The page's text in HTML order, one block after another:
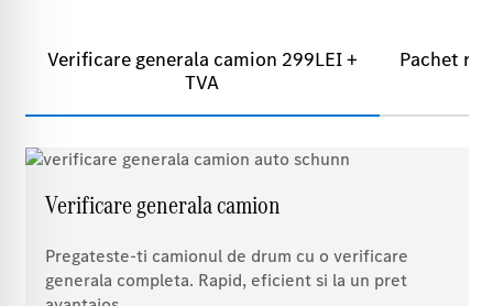
Verificare generala camion 299LEI +
TVA
Pachet
Verificare generala camion
Pregateste-ti camionul de drum cu o verificare
generala completa. Rapid, eficient si la un pret